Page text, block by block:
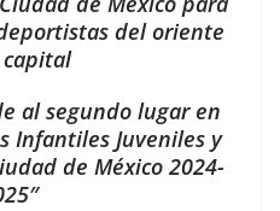
del oriente
al segundo lugar en
Infantiles Juveniles y
de México 2024-